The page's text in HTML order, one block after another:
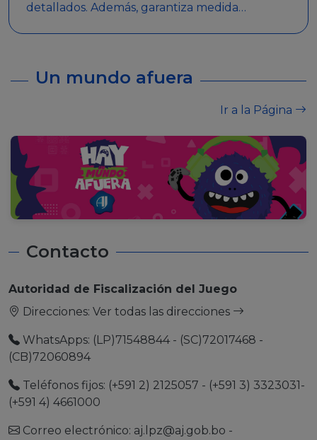
detallados. Además, garantiza medidas
Un mundo afuera
Ir a la Página
Contacto
Autoridad de Fiscalización del Juego
Direcciones: Ver todas las direcciones
WhatsApps: (LP)71548844 - (SC)72017468 -
(CB)72060894
Teléfonos fijos: (+591 2) 2125057 - (+591 3) 3323031-
(+591 4) 4661000
Correo electrónico: aj.lpz@aj.gob.bo -